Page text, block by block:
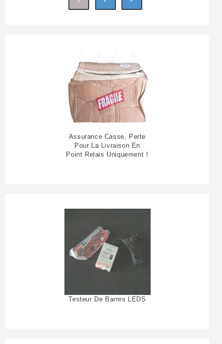
Assurance Casse, Perte
Pour La Livraison En
Point Relais Uniquement !
Testeur De Barres LEDS